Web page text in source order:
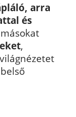
arra
és
másokat
,